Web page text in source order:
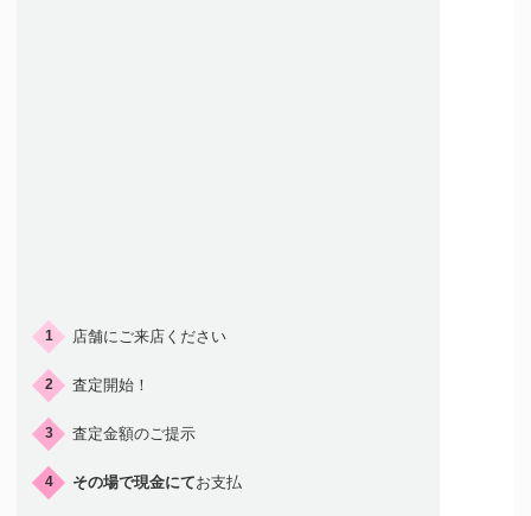
1 店舗にご来店ください
2 査定開始！
3 査定金額のご提示
4 その場で現金にてお支払